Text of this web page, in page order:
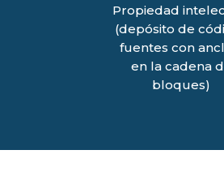
Propiedad
(depósito de
fuentes con
en la cadena
bloques)